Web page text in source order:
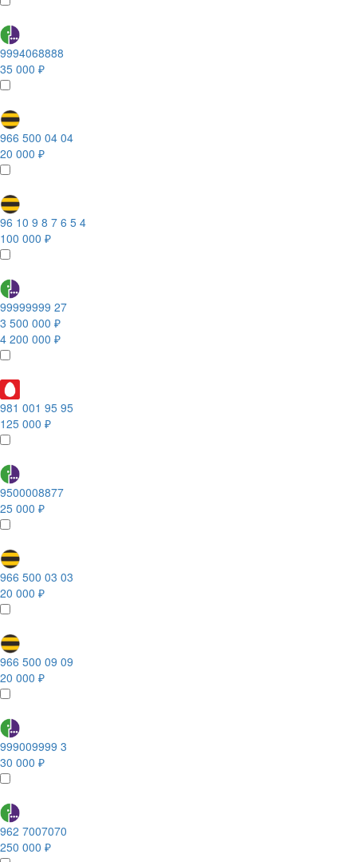
9994068888
35 000 ₽
966 500 04 04
20 000 ₽
96 10 9 8 7 6 5 4
100 000 ₽
99999999 27
3 500 000 ₽
4 200 000 ₽
981 001 95 95
125 000 ₽
9500008877
25 000 ₽
966 500 03 03
20 000 ₽
966 500 09 09
20 000 ₽
999009999 3
30 000 ₽
962 7007070
250 000 ₽